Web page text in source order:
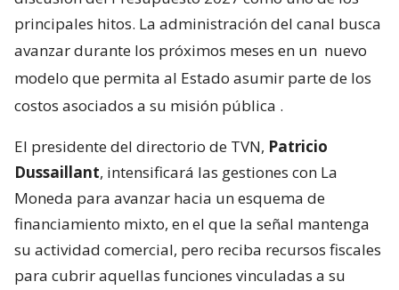
principales hitos. La administración del canal busca
avanzar durante los próximos meses en un nuevo
modelo que permita al Estado asumir parte de los
costos asociados a su misión pública .
El presidente del directorio de TVN, Patricio
Dussaillant, intensificará las gestiones con La
Moneda para avanzar hacia un esquema de
financiamiento mixto, en el que la señal mantenga
su actividad comercial, pero reciba recursos fiscales
para cubrir aquellas funciones vinculadas a su